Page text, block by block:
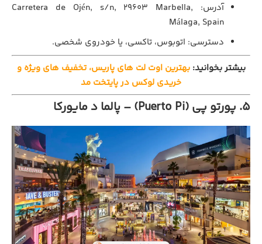
آدرس: Carretera de Ojén, s/n, 29603 Marbella,
Málaga, Spain
دسترسی: اتوبوس، تاکسی، یا خودروی شخصی.
بیشتر بخوانید:بهترین اوت لت‌ های پاریس، تخفیف‌ های ویژه و
خریدی لوکس در پایتخت مد
۵. پورتو پی (Puerto Pi) – پالما د مایورکا